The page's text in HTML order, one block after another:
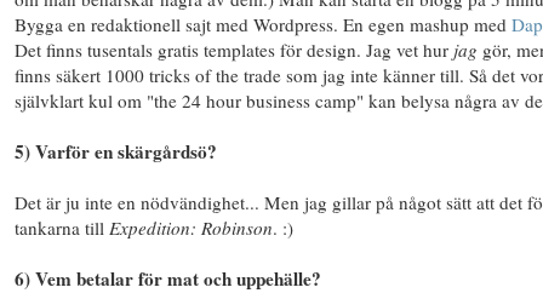
Bygga en redaktionell sajt med Wordpress. En egen mashup med
Det finns tusentals gratis templates för design. Jag vet hur jag gör,
finns säkert 1000 tricks of the trade som jag inte känner till. Så det
självklart kul om "the 24 hour business camp" kan belysa några av
5) Varför en skärgårdsö?
Det är ju inte en nödvändighet... Men jag gillar på något sätt att det
tankarna till Expedition: Robinson. :)
6) Vem betalar för mat och uppehälle?